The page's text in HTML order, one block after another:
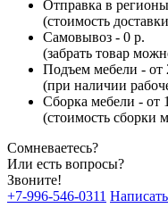
Отправка в
(стоимость
Самовывоз - 0 р.
(забрать товар
Подъем мебели - от
(при наличии
Сборка мебели - от
(стоимость сборки
Сомневаетесь?
Или есть вопросы?
Звоните!
+7-996-546-0311